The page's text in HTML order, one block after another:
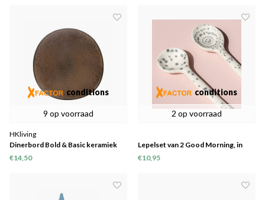
9 op voorraad
conditions
HKliving
Dinerbord Bold & Basic keramiek
terra Ø28,5cm
€14,50
2 op voorraad
conditions
Lepelset van 2 Good Morning, in
geschenkverpakking
€10,95